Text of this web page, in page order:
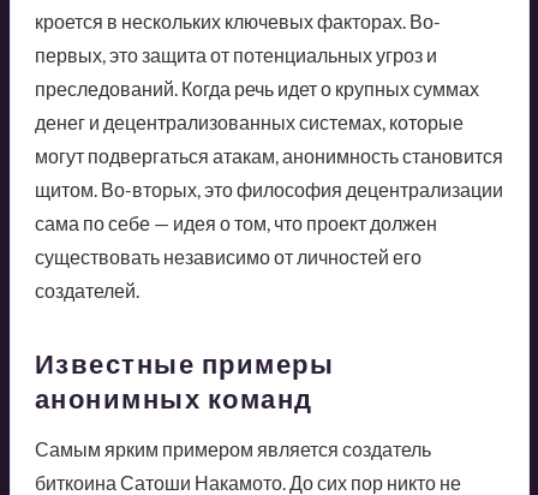
кроется в нескольких ключевых факторах. Во-
первых, это защита от потенциальных угроз и
преследований. Когда речь идет о крупных суммах
денег и децентрализованных системах, которые
могут подвергаться атакам, анонимность становится
щитом. Во-вторых, это философия децентрализации
сама по себе — идея о том, что проект должен
существовать независимо от личностей его
создателей.
Известные примеры
анонимных команд
Самым ярким примером является создатель
биткоина Сатоши Накамото. До сих пор никто не